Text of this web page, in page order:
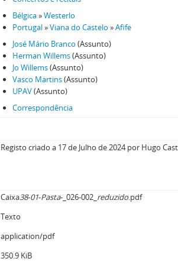
Bélgica»Westerlo
Portugal»Viana do Castelo »Afife
José Mário Branco (Assunto)
Herman Willems(Assunto)
Jo Willems(Assunto)
Vasco Martins(Assunto)
UPAV(Assunto)
Correspondência
Registo criado a 17 de Julho de 2024 por Hugo
Caixa38-01-Pasta-_026-002_ reduzido.pdf
Texto
application/pdf
350.9 KiB